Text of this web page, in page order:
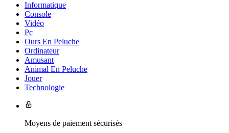
Informatique
Console
Vidéo
Pc
Ours En Peluche
Ordinateur
Amusant
Animal En Peluche
Jouer
Technologie
Moyens de paiement sécurisés